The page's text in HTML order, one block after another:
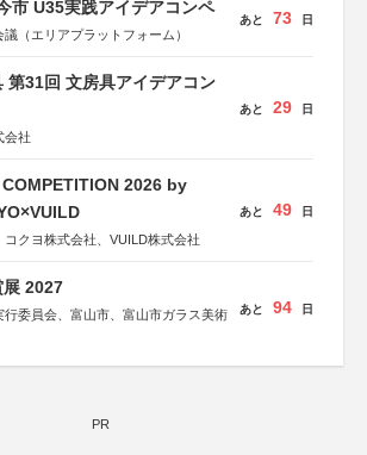
市 U35実践アイデアコンペ
（エリアプラットフォーム）
あと 73 日
第31回 文房具アイデアコン
会社
あと 29 日
2026 by
クヨ株式会社、VUILD株式会社
あと 49 日
展 2027
行委員会、富山市、富山市ガラス美術
あと 94 日
PR